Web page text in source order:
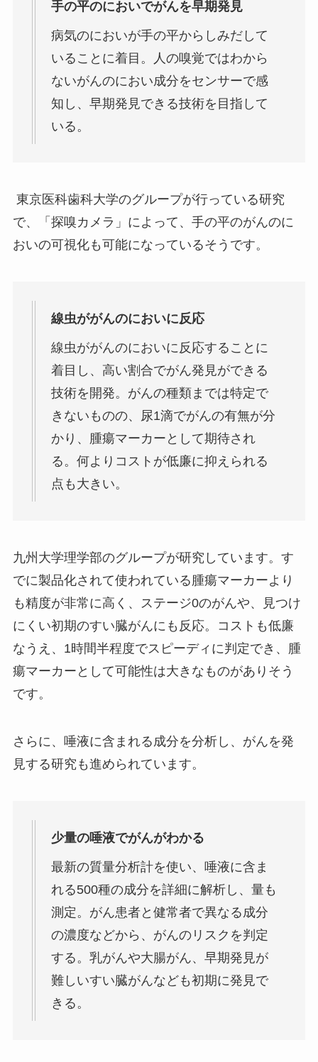
手の平のにおいでがんを早期発見
病気のにおいが手の平からしみだして
いることに着目。人の嗅覚ではわから
ないがんのにおい成分をセンサーで感
知し、早期発見できる技術を目指して
いる。
東京医科歯科大学のグループが行っている研究
で、「探嗅カメラ」によって、手の平のがんのに
おいの可視化も可能になっているそうです。
線虫ががんのにおいに反応
線虫ががんのにおいに反応することに
着目し、高い割合でがん発見ができる
技術を開発。がんの種類までは特定で
きないものの、尿1滴でがんの有無が分
かり、腫瘍マーカーとして期待され
る。何よりコストが低廉に抑えられる
点も大きい。
九州大学理学部のグループが研究しています。す
でに製品化されて使われている腫瘍マーカーより
も精度が非常に高く、ステージ0のがんや、見つけ
にくい初期のすい臓がんにも反応。コストも低廉
なうえ、1時間半程度でスピーディに判定でき、腫
瘍マーカーとして可能性は大きなものがありそう
です。
さらに、唾液に含まれる成分を分析し、がんを発
見する研究も進められています。
少量の唾液でがんがわかる
最新の質量分析計を使い、唾液に含ま
れる500種の成分を詳細に解析し、量も
測定。がん患者と健常者で異なる成分
の濃度などから、がんのリスクを判定
する。乳がんや大腸がん、早期発見が
難しいすい臓がんなども初期に発見で
きる。